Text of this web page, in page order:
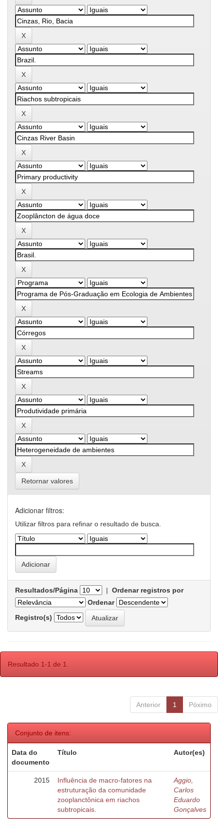
Retornar valores
Adicionar filtros:
Utilizar filtros para refinar o resultado de busca.
Resultados/Página | Ordenar registros por
Ordenar
Registro(s)
Resultado 1-1 de 1.
Anterior 1 Póximo
Conjunto de itens:
Data do
documento
Título Autor(es)
2015
Influência de macro-fatores na
estruturação da comunidade
zooplanctônica em riachos
subtropicais.
Aggio,
Carlos
Eduardo
Gonçalves